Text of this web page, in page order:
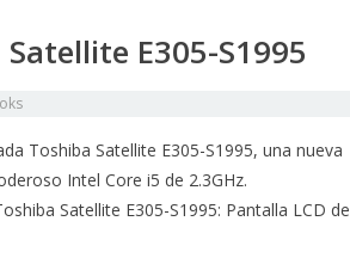
E305-S1995
Toshiba Satellite E305-S1995, una nueva
Intel Core i5 de 2.3GHz.
Satellite E305-S1995: Pantalla LCD de